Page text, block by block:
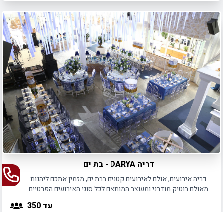
דריה DARYA - בת ים
דריה אירועים, אולם לאירועים קטנים בבת ים, מזמין אתכם ליהנות
מאולם בוטיק מודרני ומעוצב המותאם לכל סוגי האירועים הפרטיים
עד 350